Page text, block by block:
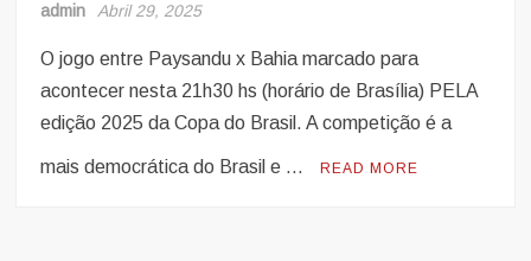
admin Abril 29, 2025
O jogo entre Paysandu x Bahia marcado para
acontecer nesta 21h30 hs (horário de Brasília) PELA
edição 2025 da Copa do Brasil. A competição é a
mais democrática do Brasil e … READ MORE